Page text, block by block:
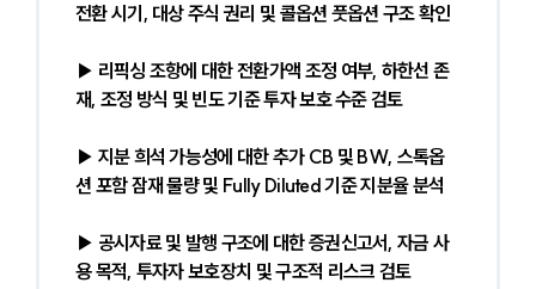
전환 시기, 대상 주식 권리 및 콜옵션 풋옵션 구조 확인
▶ 리픽싱 조항에 대한 전환가액 조정 여부, 하한선 존
재, 조정 방식 및 빈도 기준 투자 보호 수준 검토
▶ 지분 희석 가능성에 대한 추가 CB 및 BW, 스톡옵
션 포함 잠재 물량 및 Fully Diluted 기준 지분율 분석
▶ 공시자료 및 발행 구조에 대한 증권신고서, 자금 사
용 목적, 투자자 보호장치 및 구조적 리스크 검토